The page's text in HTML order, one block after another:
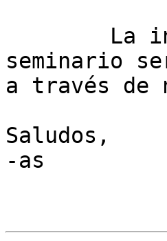
seminario
a través de
Saludos,
-as